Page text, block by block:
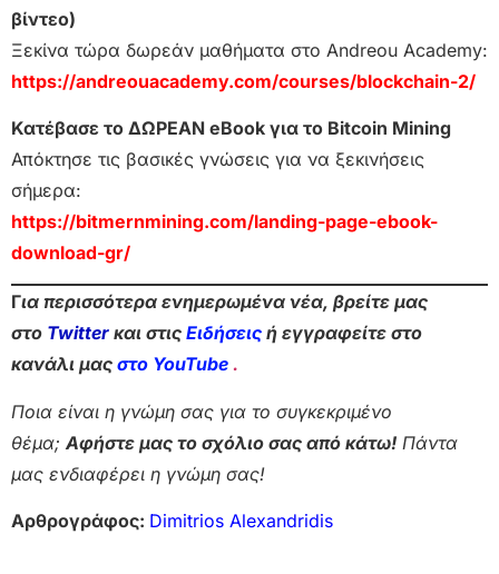
βίντεο)
Ξεκίνα τώρα δωρεάν μαθήματα στο Andreou Academy:
https://andreouacademy.com/courses/blockchain-2/
Κατέβασε το ΔΩΡΕΑΝ eBook για το Bitcoin Mining
Απόκτησε τις βασικές γνώσεις για να ξεκινήσεις
σήμερα:
https://bitmernmining.com/landing-page-ebook-
download-gr/
Για περισσότερα ενημερωμένα νέα, βρείτε μας
στο Twitter και στις Ειδήσεις ή εγγραφείτε στο
κανάλι μας στο YouTube .
Ποια είναι η γνώμη σας για το συγκεκριμένο
θέμα; Αφήστε μας το σχόλιο σας από κάτω! Πάντα
μας ενδιαφέρει η γνώμη σας!
Αρθρογράφος: Dimitrios Alexandridis